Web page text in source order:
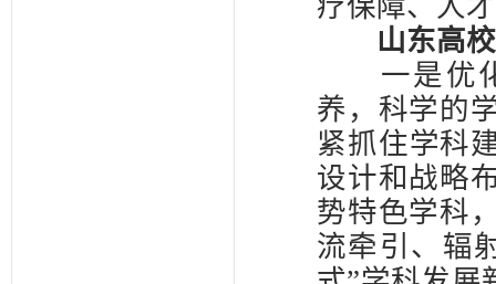
疗保障、人
山东高校
一是优化
养，科学的
紧抓住学科
设计和战略
势特色学科
流牵引、辐